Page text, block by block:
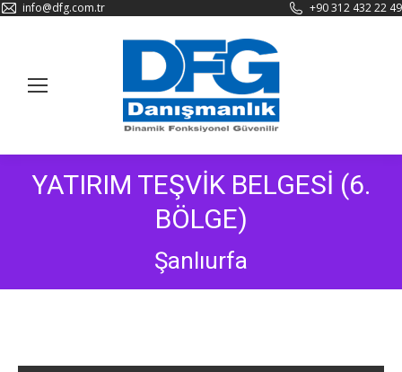
info@dfg.com.tr +90 312 432 22 49
YATIRIM TEŞVİK BELGESİ (6.
BÖLGE)
Şanlıurfa